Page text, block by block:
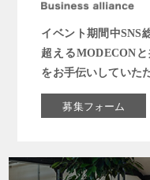
イベント期間中SNS
超えるMODECON
をお手伝いしていた
募集フォーム